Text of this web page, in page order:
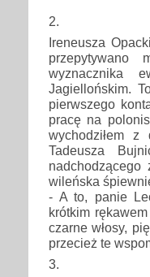
2.
Ireneusza
wyznacznika
Jagiellońskim.
pierwszego
pracę na
wychodziłem
Tadeusza
wileńska
- A to, panie
krótkim
czarne włosy,
przecież te
3.